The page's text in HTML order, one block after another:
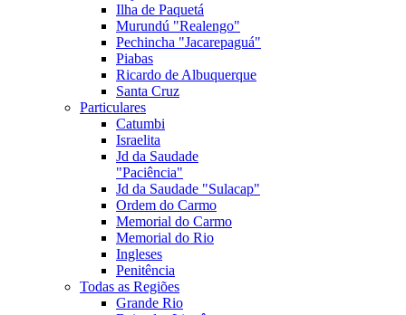
Ilha de Paquetá
Murundú "Realengo"
Pechincha "Jacarepaguá"
Piabas
Ricardo de Albuquerque
Santa Cruz
Particulares
Catumbi
Israelita
Jd da Saudade
"Paciência"
Jd da Saudade "Sulacap"
Ordem do Carmo
Memorial do Carmo
Memorial do Rio
Ingleses
Penitência
Todas as Regiões
Grande Rio